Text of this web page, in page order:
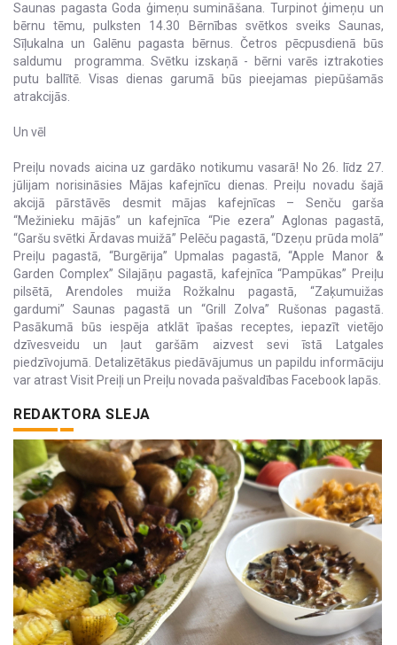
Saunas pagasta Goda ģimeņu sumināšana. Turpinot ģimeņu un
bērnu tēmu, pulksten 14.30 Bērnības svētkos sveiks Saunas,
Sīļukalna un Galēnu pagasta bērnus. Četros pēcpusdienā būs
saldumu programma. Svētku izskaņā - bērni varēs iztrakoties
putu ballītē. Visas dienas garumā būs pieejamas piepūšamās
atrakcijās.
Un vēl
Preiļu novads aicina uz gardāko notikumu vasarā! No 26. līdz 27.
jūlijam norisināsies Mājas kafejnīcu dienas. Preiļu novadu šajā
akcijā pārstāvēs desmit mājas kafejnīcas – Senču garša
“Mežinieku mājās” un kafejnīca “Pie ezera” Aglonas pagastā,
“Garšu svētki Ārdavas muižā” Pelēču pagastā, “Dzeņu prūda molā”
Preiļu pagastā, “Burgērija” Upmalas pagastā, “Apple Manor &
Garden Complex” Silajāņu pagastā, kafejnīca “Pampūkas” Preiļu
pilsētā, Arendoles muiža Rožkalnu pagastā, “Zaķumuižas
gardumi” Saunas pagastā un “Grill Zolva” Rušonas pagastā.
Pasākumā būs iespēja atklāt īpašas receptes, iepazīt vietējo
dzīvesveidu un ļaut garšām aizvest sevi īstā Latgales
piedzīvojumā. Detalizētākus piedāvājumus un papildu informāciju
var atrast Visit Preiļi un Preiļu novada pašvaldības Facebook lapās.
REDAKTORA SLEJA